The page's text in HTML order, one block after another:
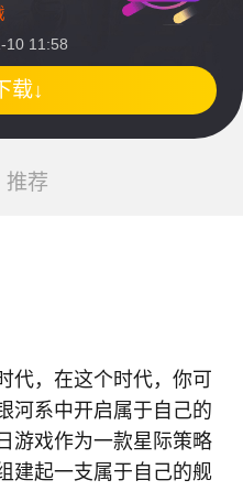
10 11:58
载↓
推荐
代，在这个时代，你可
河系中开启属于自己的
游戏作为一款星际策略
建起一支属于自己的舰